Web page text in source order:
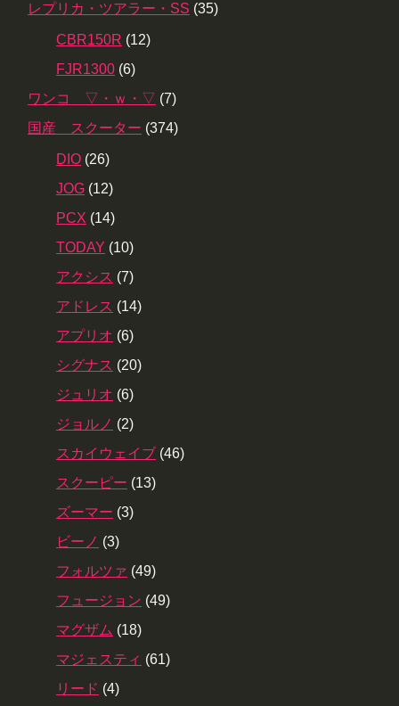
レプリカ・ツアラー・SS (35)
CBR150R (12)
FJR1300 (6)
ワンコ ▽・ｗ・▽ (7)
国産 スクーター (374)
DIO (26)
JOG (12)
PCX (14)
TODAY (10)
アクシス (7)
アドレス (14)
アプリオ (6)
シグナス (20)
ジュリオ (6)
ジョルノ (2)
スカイウェイブ (46)
スクーピー (13)
ズーマー (3)
ビーノ (3)
フォルツァ (49)
フュージョン (49)
マグザム (18)
マジェスティ (61)
リード (4)